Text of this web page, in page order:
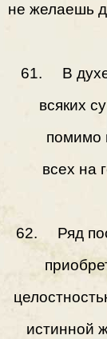
не желаешь
61. В духе
всяких
помимо
всех на
62. Ряд
истинной